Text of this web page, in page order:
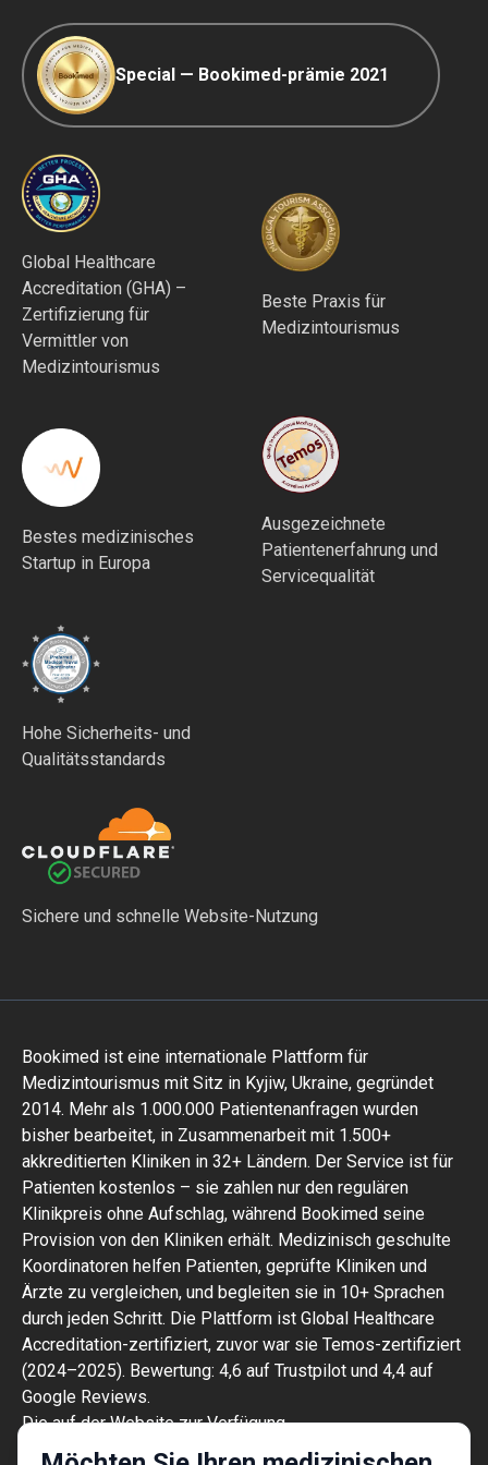
Special — Bookimed-prämie 2021
Global Healthcare
Accreditation (GHA) –
Zertifizierung für
Vermittler von
Medizintourismus
Beste Praxis für
Medizintourismus
Bestes medizinisches
Startup in Europa
Ausgezeichnete
Patientenerfahrung und
Servicequalität
Hohe Sicherheits- und
Qualitätsstandards
Sichere und schnelle Website-Nutzung
Bookimed ist eine internationale Plattform für
Medizintourismus mit Sitz in Kyjiw, Ukraine, gegründet
2014. Mehr als 1.000.000 Patientenanfragen wurden
bisher bearbeitet, in Zusammenarbeit mit 1.500+
akkreditierten Kliniken in 32+ Ländern. Der Service ist für
Patienten kostenlos – sie zahlen nur den regulären
Klinikpreis ohne Aufschlag, während Bookimed seine
Provision von den Kliniken erhält. Medizinisch geschulte
Koordinatoren helfen Patienten, geprüfte Kliniken und
Ärzte zu vergleichen, und begleiten sie in 10+ Sprachen
durch jeden Schritt. Die Plattform ist Global Healthcare
Accreditation-zertifiziert, zuvor war sie Temos-zertifiziert
(2024–2025). Bewertung: 4,6 auf Trustpilot und 4,4 auf
Google Reviews.
Die auf der Website zur Verfügung
gestellten Informationen sind kein